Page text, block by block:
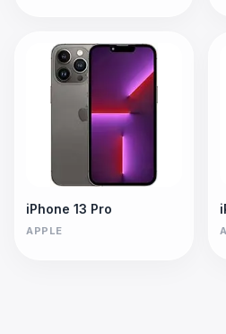
iPhone 13 Pro
APPLE